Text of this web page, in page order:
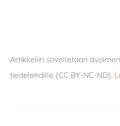
Artikkeliin sovelletaan
tiedelehdille (CC BY-NC-ND).